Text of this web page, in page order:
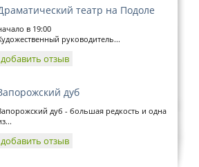
театр на Подоле
в 19:00
руководитель...
добавить отзыв
дуб
дуб - большая редкость и одна
добавить отзыв